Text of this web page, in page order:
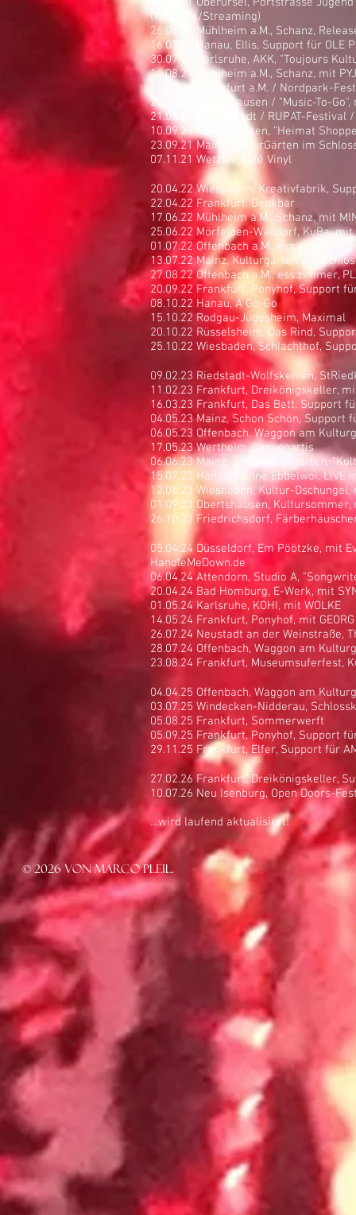
(YouTube/Streaming)
26.06.21 Mühlheim a.M., Schanz,
16.07.21 Hanau, Ellis, Support für OLE
30.07.21 Karlsruhe, AKK, "Toujours
14.08.21 Mühlheim a.M., Schanz, mit
15.08.21 Frankfurt a.M. / Nordpark-
20.08.21 Obertshausen / "Music-To-
21.08.21 Weiterstadt / RUPAT-Festival
10.09.21 Obertshausen, "Heimat
23.09.21 Mainz, KulturGärten im
07.11.21 Wetzlar, Café Vinyl
20.04.22 Wiesbaden, Kreativfabrik,
22.04.22 Frankfurt, Denkbar
17.06.22 Mühlheim a.M., Schanz, mit
25.06.22 Mörfelden-Walldorf, KuBa, mit
01.07.22 Offenbach a.M., ess:zimmer
13.07.22 Mainz, Kulturgärten am
27.08.22 Offenbach a.M., ess:zimmer,
20.09.22 Frankfurt, Ponyhof, Support für
08.10.22 Hanau, A Go-Go
15.10.22 Rodgau-Jügesheim, Maximal
20.10.22 Rüsselsheim, Das Rind,
25.10.22 Wiesbaden, Schlachthof,
09.02.23 Riedstadt-Wolfskehlen,
11.02.23 Frankfurt, Dreikönigskeller,
16.03.23 Frankfurt, Das Bett, Support
04.05.23 Mainz, Schon Schön, Support
06.05.23 Offenbach, Waggon am
17.05.23 Wertheim, Convenartis
06.06.23 Mainz, Schlossbiergarten,
15.07.23 Hanau, Kanne Ebbelwoi, LIVE
12.08.23 Wiesbaden, Kultur-Dschungel,
01.09.23 Obertshausen, Kultursommer,
26.10.23 Friedrichsdorf,
05.04.24 Düsseldorf, Em Pöötzke, mit
HandleMeDown.de
06.04.24 Attendorn, Studio A,
20.04.24 Bad Homburg, E-Werk, mit
01.05.24 Karlsruhe, KOHI, mit WOLKE
14.05.24 Frankfurt, Ponyhof, mit GEORG
26.07.24 Neustadt an der Weinstraße,
28.07.24 Offenbach, Waggon am
23.08.24 Frankfurt, Museumsuferfest,
04.04.25 Offenbach, Waggon am
03.07.25 Windecken-Nidderau,
05.08.25 Frankfurt, Sommerwerft
05.09.25 Frankfurt, Ponyhof, Support für
29.11.25 Frankfurt, Elfer, Support für
27.02.26 Frankfurt, Dreikönigskeller,
10.07.26 Neu Isenburg, Open Doors-
…wird laufend aktualisiert!
© 2026 von Marco Pleil.